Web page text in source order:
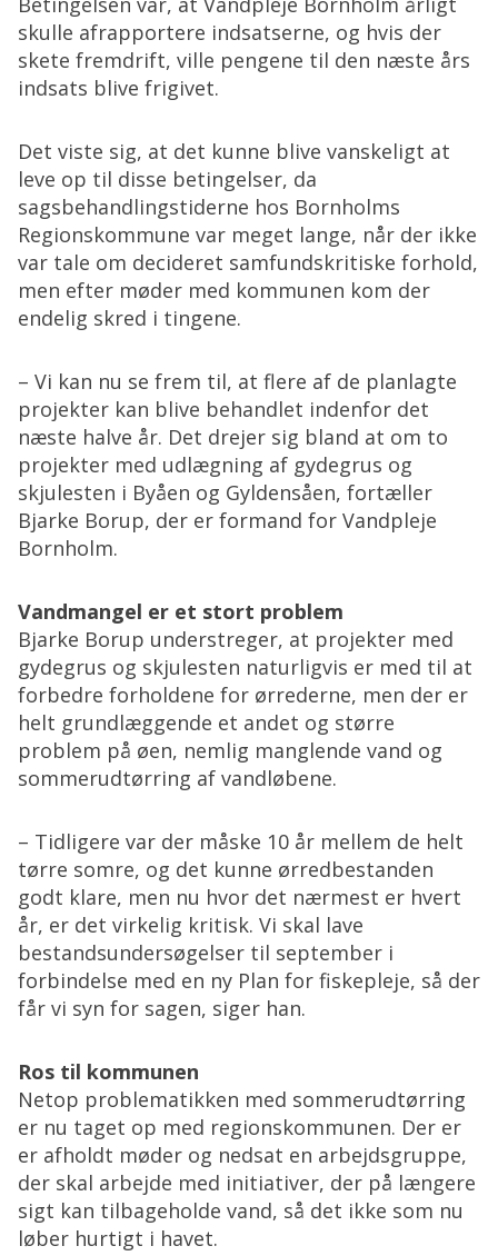
skulle afrapportere indsatserne, og hvis der
skete fremdrift, ville pengene til den næste års
indsats blive frigivet.
Det viste sig, at det kunne blive vanskeligt at
leve op til disse betingelser, da
sagsbehandlingstiderne hos Bornholms
Regionskommune var meget lange, når der ikke
var tale om decideret samfundskritiske forhold,
men efter møder med kommunen kom der
endelig skred i tingene.
– Vi kan nu se frem til, at flere af de planlagte
projekter kan blive behandlet indenfor det
næste halve år. Det drejer sig bland at om to
projekter med udlægning af gydegrus og
skjulesten i Byåen og Gyldensåen, fortæller
Bjarke Borup, der er formand for Vandpleje
Bornholm.
Vandmangel er et stort problem
Bjarke Borup understreger, at projekter med
gydegrus og skjulesten naturligvis er med til at
forbedre forholdene for ørrederne, men der er
helt grundlæggende et andet og større
problem på øen, nemlig manglende vand og
sommerudtørring af vandløbene.
– Tidligere var der måske 10 år mellem de helt
tørre somre, og det kunne ørredbestanden
godt klare, men nu hvor det nærmest er hvert
år, er det virkelig kritisk. Vi skal lave
bestandsundersøgelser til september i
forbindelse med en ny Plan for fiskepleje, så der
får vi syn for sagen, siger han.
Ros til kommunen
Netop problematikken med sommerudtørring
er nu taget op med regionskommunen. Der er
er afholdt møder og nedsat en arbejdsgruppe,
der skal arbejde med initiativer, der på længere
sigt kan tilbageholde vand, så det ikke som nu
løber hurtigt i havet.